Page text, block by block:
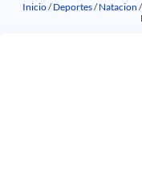
Inicio/Deportes/Natacion